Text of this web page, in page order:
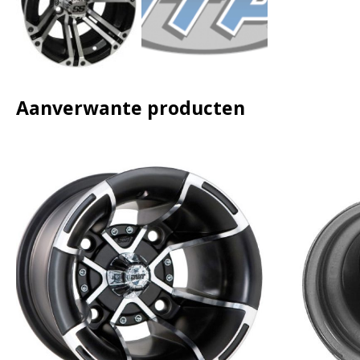
Aanverwante producten